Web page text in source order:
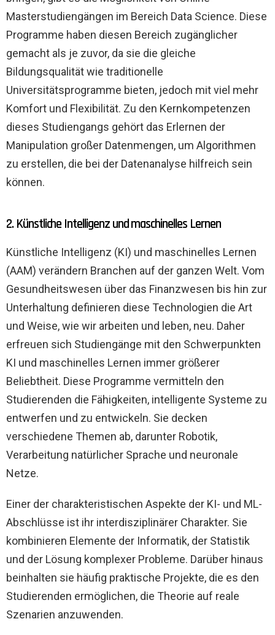
Masterstudiengängen im Bereich Data Science. Diese
Programme haben diesen Bereich zugänglicher
gemacht als je zuvor, da sie die gleiche
Bildungsqualität wie traditionelle
Universitätsprogramme bieten, jedoch mit viel mehr
Komfort und Flexibilität. Zu den Kernkompetenzen
dieses Studiengangs gehört das Erlernen der
Manipulation großer Datenmengen, um Algorithmen
zu erstellen, die bei der Datenanalyse hilfreich sein
können.
2. Künstliche Intelligenz und maschinelles Lernen
Künstliche Intelligenz (KI) und maschinelles Lernen
(AAM) verändern Branchen auf der ganzen Welt. Vom
Gesundheitswesen über das Finanzwesen bis hin zur
Unterhaltung definieren diese Technologien die Art
und Weise, wie wir arbeiten und leben, neu. Daher
erfreuen sich Studiengänge mit den Schwerpunkten
KI und maschinelles Lernen immer größerer
Beliebtheit. Diese Programme vermitteln den
Studierenden die Fähigkeiten, intelligente Systeme zu
entwerfen und zu entwickeln. Sie decken
verschiedene Themen ab, darunter Robotik,
Verarbeitung natürlicher Sprache und neuronale
Netze.
Einer der charakteristischen Aspekte der KI- und ML-
Abschlüsse ist ihr interdisziplinärer Charakter. Sie
kombinieren Elemente der Informatik, der Statistik
und der Lösung komplexer Probleme. Darüber hinaus
beinhalten sie häufig praktische Projekte, die es den
Studierenden ermöglichen, die Theorie auf reale
Szenarien anzuwenden.